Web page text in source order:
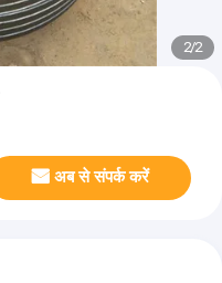
2/2
अब से संपर्क करें